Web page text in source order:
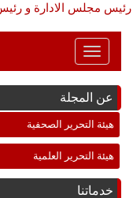
رئيس مجلس الادارة و
Toggle
Navigation
عن المجلة
هيئة التحرير الصحفية
هيئة التحرير العلمية
خدماتنا